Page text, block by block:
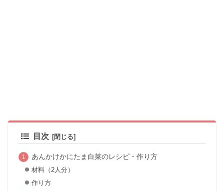
目次
あんかけかにたま白菜のレシピ・作り方
材料（2人分）
作り方